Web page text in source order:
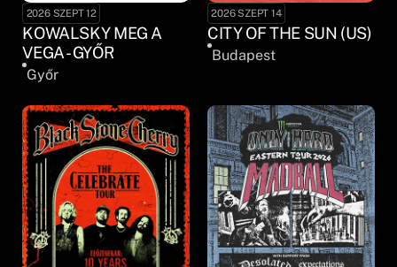
2026 SZEPT 12
KOWALSKY MEG A
VEGA - GYŐR
Győr
2026 SZEPT 14
CITY OF THE SUN (US)
Budapest